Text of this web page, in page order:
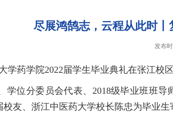
尽展鸿鹄志，云程从此时
发布
药学院2022届学生毕业典礼在张江校
分委员会代表、2018级毕业班班导
友、浙江中医药大学校长陈忠为毕业生